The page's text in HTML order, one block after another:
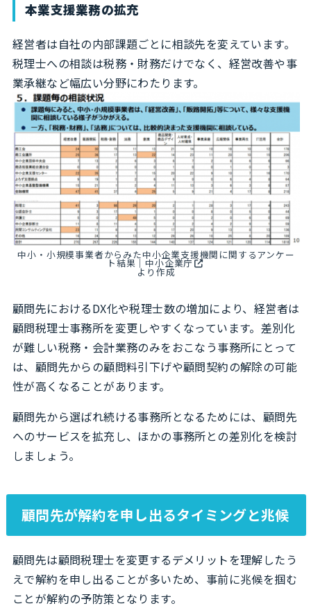
本業支援業務の拡充
経営者は自社の内部課題ごとに相談先を変えています。
税理士への相談は税務・財務だけでなく、経営改善や事
業承継など幅広い分野にわたります。
中小・小規模事業者からみた中小企業支援機関に関するアンケー
ト結果｜中小企業庁
より作成
顧問先におけるDX化や税理士数の増加により、経営者は
顧問税理士事務所を変更しやすくなっています。差別化
が難しい税務・会計業務のみをおこなう事務所にとって
は、顧問先からの顧問料引下げや顧問契約の解除の可能
性が高くなることがあります。
顧問先から選ばれ続ける事務所となるためには、顧問先
へのサービスを拡充し、ほかの事務所との差別化を検討
しましょう。
顧問先が解約を申し出るタイミングと兆候
顧問先は顧問税理士を変更するデメリットを理解したう
えで解約を申し出ることが多いため、事前に兆候を掴む
ことが解約の予防策となります。